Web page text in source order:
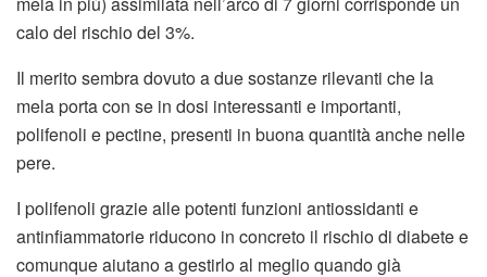
calo del rischio del 3%.
Il merito sembra dovuto a due sostanze rilevanti che la
mela porta con se in dosi interessanti e importanti,
polifenoli e pectine, presenti in buona quantità anche nelle
pere.
I polifenoli grazie alle potenti funzioni antiossidanti e
antinfiammatorie riducono in concreto il rischio di diabete e
comunque aiutano a gestirlo al meglio quando già